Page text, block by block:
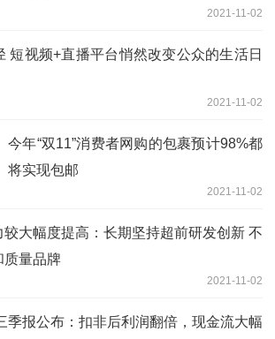
2021-11-02
短视频+直播平台悄然改变公众的生活日
2021-11-02
今年“双11”消费者网购的包裹预计98%都
将实现包邮
2021-11-02
大幅度提高：长期坚持超前研发创新 不
质量品牌
2021-11-02
季报公布：扣非后利润翻倍，现金流大幅